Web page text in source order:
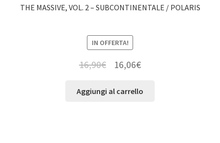
THE MASSIVE, VOL. 2 – SUBCONTINENTALE / POLARIS
IN OFFERTA!
16,90€ 16,06€
Aggiungi al carrello